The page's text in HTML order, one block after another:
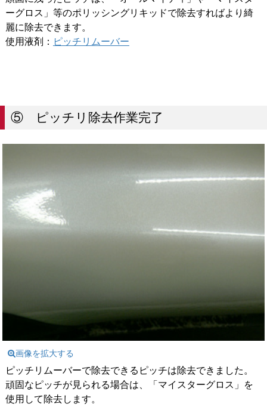
ーグロス」等のポリッシングリキッドで除去すればより綺
麗に除去できます。
使用液剤： ピッチリムーバー
⑤ ピッチリ除去作業完了
画像を拡大する
ピッチリムーバーで除去できるピッチは除去できました。
頑固なピッチが見られる場合は、「マイスターグロス」を
使用して除去します。